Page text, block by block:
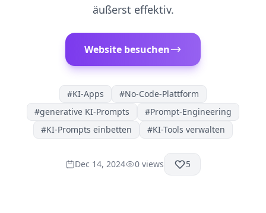
äußerst effektiv.
Website besuchen
#KI-Apps #No-Code-Plattform
#generative KI-Prompts #Prompt-Engineering
#KI-Prompts einbetten #KI-Tools verwalten
Dec 14, 2024 0 views 5